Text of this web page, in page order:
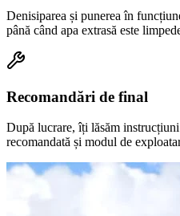
Denisiparea și punerea în
până când apa extrasă este
Recomandări de final
După lucrare, îți lăsăm
recomandată și modul de